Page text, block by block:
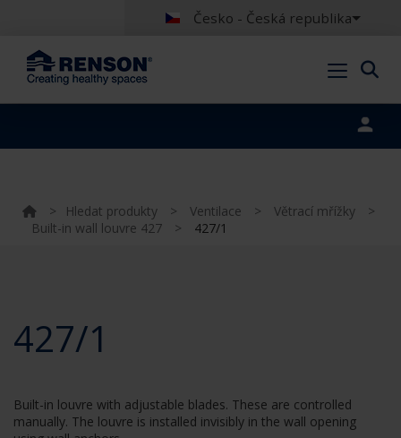
Česko - Česká republika
> Hledat produkty > Ventilace > Větrací mřížky
>
Built-in wall louvre 427
> 427/1
427/1
Built-in louvre with adjustable blades. These are controlled
manually. The louvre is installed invisibly in the wall opening